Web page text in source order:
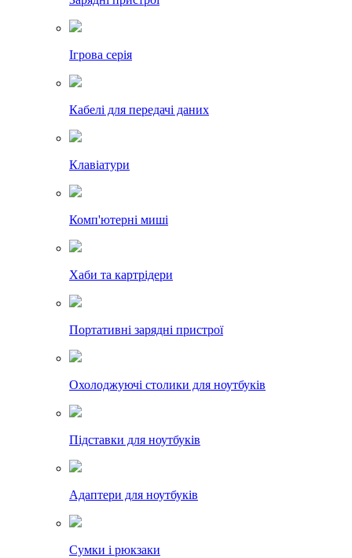
Ігрова серія
Кабелі для передачі даних
Клавіатури
Комп'ютерні миші
Хаби та картрідери
Портативні зарядні пристрої
Охолоджуючі столики для ноутбуків
Підставки для ноутбуків
Адаптери для ноутбуків
Сумки і рюкзаки